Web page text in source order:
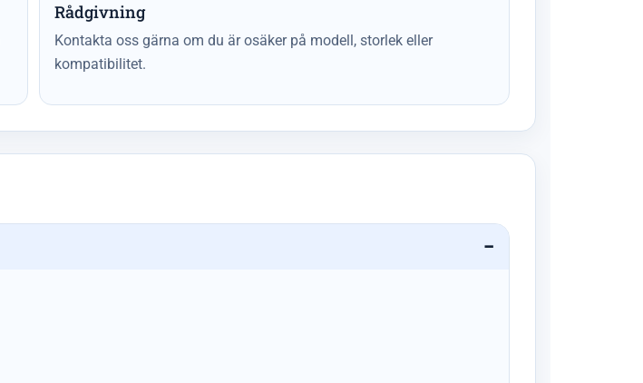
Rådgivning
Kontakta oss gärna om du är osäker på modell, storlek eller
kompatibilitet.